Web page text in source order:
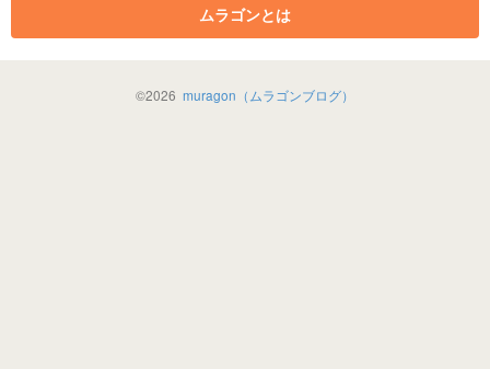
ムラゴンとは
©2026 muragon（ムラゴンブログ）